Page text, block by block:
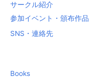
サークル紹介
参加イベント・頒布作品
SNS・連絡先
Books